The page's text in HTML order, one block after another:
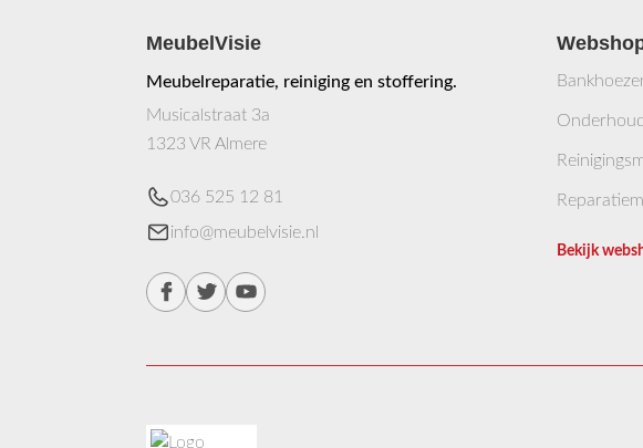
MeubelVisie
Meubelreparatie, reiniging en stoffering.
Musicalstraat 3a
1323 VR Almere
036 525 12 81
info@meubelvisie.nl
Bekijk